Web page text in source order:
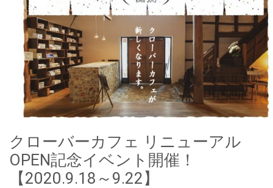
クローバーカフェ リニューアル
OPEN記念イベント開催！
【2020.9.18～9.22】